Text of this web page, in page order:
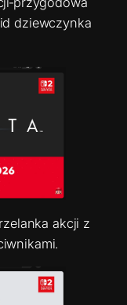
dziewczynka
akcji z